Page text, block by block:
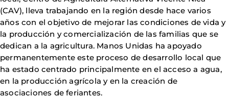
(CAV), lleva trabajando en la región desde hace varios
años con el objetivo de mejorar las condiciones de vida y
la producción y comercialización de las familias que se
dedican a la agricultura. Manos Unidas ha apoyado
permanentemente este proceso de desarrollo local que
ha estado centrado principalmente en el acceso a agua,
en la producción agrícola y en la creación de
asociaciones de feriantes.